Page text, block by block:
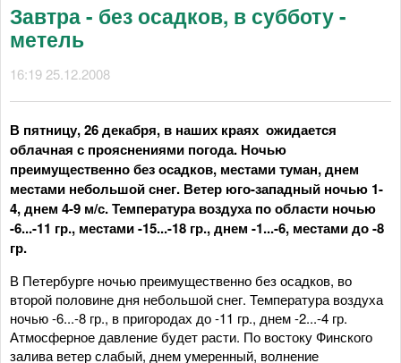
Завтра - без осадков, в субботу -
метель
16:19 25.12.2008
В пятницу, 26 декабря, в наших краях ожидается
облачная с прояснениями погода. Ночью
преимущественно без осадков, местами туман, днем
местами небольшой снег. Ветер юго-западный ночью 1-
4, днем 4-9 м/с. Температура воздуха по области ночью
-6...-11 гр., местами -15...-18 гр., днем -1...-6, местами до -8
гр.
В Петербурге ночью преимущественно без осадков, во
второй половине дня небольшой снег. Температура воздуха
ночью -6...-8 гр., в пригородах до -11 гр., днем -2...-4 гр.
Атмосферное давление будет расти. По востоку Финского
залива ветер слабый, днем умеренный, волнение